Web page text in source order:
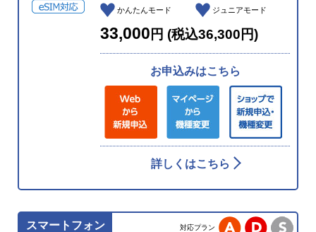
かんたんモード ジュニアモード
33,000 円 (税込36,300円)
お申込みはこちら
詳しくはこちら
スマートフォン 対応プラン